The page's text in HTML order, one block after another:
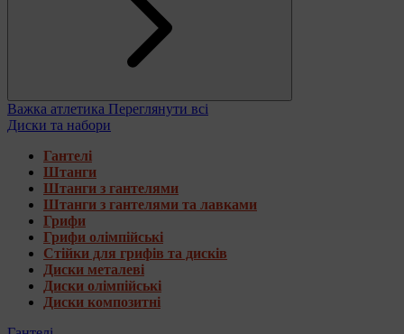
Важка атлетика Переглянути всі
Диски та набори
Гантелі
Штанги
Штанги з гантелями
Штанги з гантелями та лавками
Грифи
Грифи олімпійські
Стійки для грифів та дисків
Диски металеві
Диски олімпійські
Диски композитні